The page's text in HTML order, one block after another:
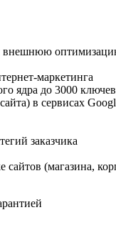
внешнюю
маркетинга
ядра до 3000
в сервисах
заказчика
(магазина,